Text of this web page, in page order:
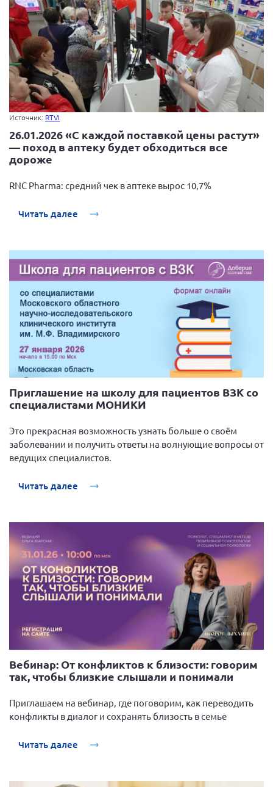
Источник: RTVI
26.01.2026 «С каждой поставкой цены растут»
— поход в аптеку будет обходиться все
дороже
RNC Pharma: средний чек в аптеке вырос 10,7%
Читать далее
Приглашение на школу для пациентов ВЗК со
специалистами МОНИКИ
Это прекрасная возможность узнать больше о своём
заболевании и получить ответы на волнующие вопросы от
ведущих специалистов.
Читать далее
Вебинар: От конфликтов к близости: говорим
так, чтобы близкие слышали и понимали
Приглашаем на вебинар, где поговорим, как переводить
конфликты в диалог и сохранять близость в семье
Читать далее